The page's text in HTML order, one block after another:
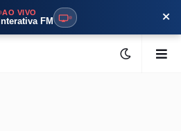
AO VIVO
Interativa FM ×